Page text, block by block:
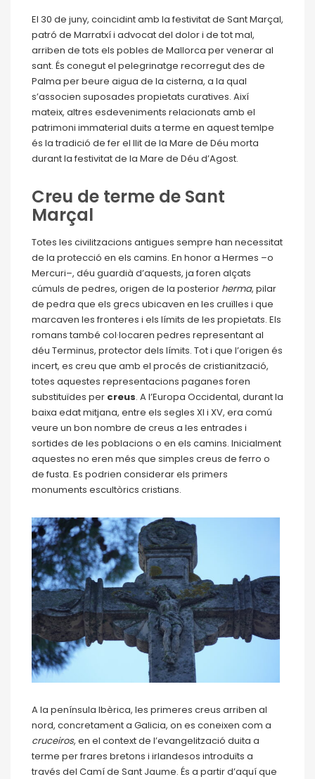
El 30 de juny, coincidint amb la festivitat de Sant Marçal,
patró de Marratxí i advocat del dolor i de tot mal,
arriben de tots els pobles de Mallorca per venerar al
sant. És conegut el pelegrinatge recorregut des de
Palma per beure aigua de la cisterna, a la qual
s’associen suposades propietats curatives. Així
mateix, altres esdeveniments relacionats amb el
patrimoni immaterial duits a terme en aquest temlpe
és la tradició de fer el llit de la Mare de Déu morta
durant la festivitat de la Mare de Déu d’Agost.
Creu de terme de Sant
Marçal
Totes les civilitzacions antigues sempre han necessitat
de la protecció en els camins. En honor a Hermes –o
Mercuri–, déu guardià d’aquests, ja foren alçats
cúmuls de pedres, origen de la posterior herma, pilar
de pedra que els grecs ubicaven en les cruïlles i que
marcaven les fronteres i els límits de les propietats. Els
romans també col·locaren pedres representant al
déu Terminus, protector dels límits. Tot i que l’origen és
incert, es creu que amb el procés de cristianització,
totes aquestes representacions paganes foren
substituïdes per creus. A l’Europa Occidental, durant la
baixa edat mitjana, entre els segles XI i XV, era comú
veure un bon nombre de creus a les entrades i
sortides de les poblacions o en els camins. Inicialment
aquestes no eren més que simples creus de ferro o
de fusta. Es podrien considerar els primers
monuments escultòrics cristians.
A la península Ibèrica, les primeres creus arriben al
nord, concretament a Galicia, on es coneixen com a
cruceiros, en el context de l’evangelització duita a
terme per frares bretons i irlandesos introduïts a
través del Camí de Sant Jaume. És a partir d’aquí que